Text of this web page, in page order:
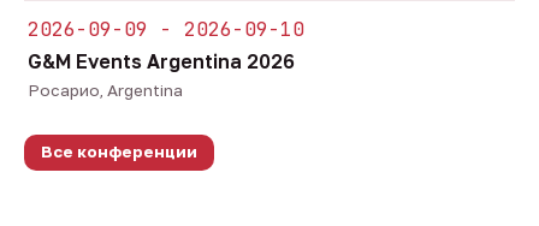
2026-09-09 - 2026-09-10
G&M Events Argentina 2026
Росарио, Argentina
Все конференции